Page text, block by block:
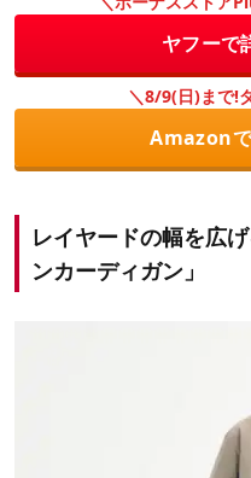
ヤフーで
＼8/9(日)まで!
Amazonで
レイヤードの幅を広
ンカーディガン」